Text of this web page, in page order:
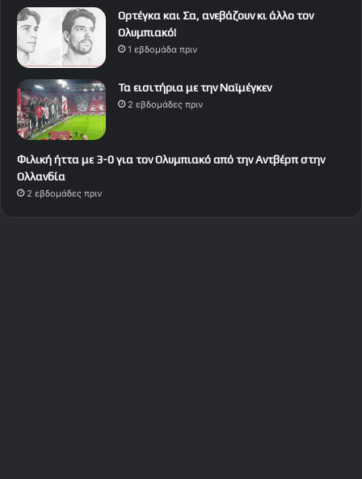
Ορτέγκα και Σα, ανεβάζουν κι άλλο τον
Ολυμπιακό!
1 εβδομάδα πριν
Τα εισιτήρια με την Ναϊμέγκεν
2 εβδομάδες πριν
Φιλική ήττα με 3-0 για τον Ολυμπιακό από την Αντβέρπ στην
Ολλανδία
2 εβδομάδες πριν